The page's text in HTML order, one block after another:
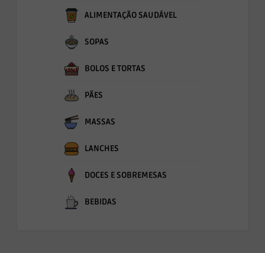
ALIMENTAÇÃO SAUDÁVEL
SOPAS
BOLOS E TORTAS
PÃES
MASSAS
LANCHES
DOCES E SOBREMESAS
BEBIDAS